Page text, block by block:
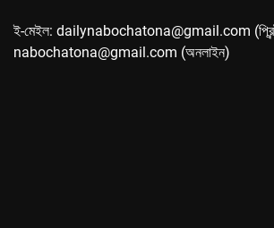
ই-মেইল: dailynabochatona@gmail.com
nabochatona@gmail.com (অনলাইন)